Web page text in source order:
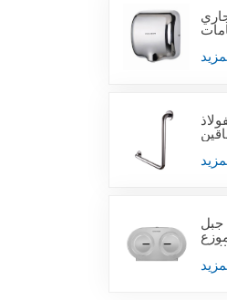
جبل
موزع